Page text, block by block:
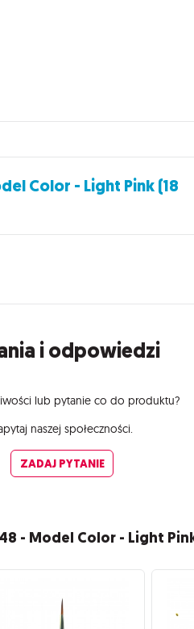
Color - Light Pink (18
i odpowiedzi
lub pytanie co do produktu?
naszej społeczności.
ZADAJ PYTANIE
- Model Color - Light